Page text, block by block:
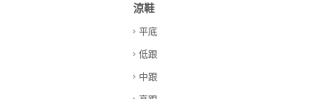
涼鞋
平底
低跟
中跟